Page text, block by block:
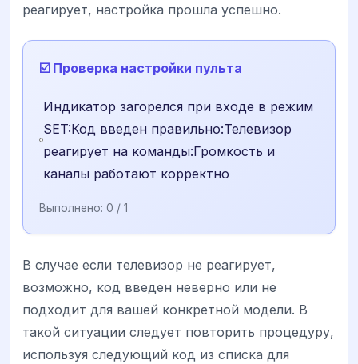
реагирует, настройка прошла успешно.
☑️ Проверка настройки пульта
Индикатор загорелся при входе в режим
SET:Код введен правильно:Телевизор
реагирует на команды:Громкость и
каналы работают корректно
Выполнено: 0 / 1
В случае если телевизор не реагирует,
возможно, код введен неверно или не
подходит для вашей конкретной модели. В
такой ситуации следует повторить процедуру,
используя следующий код из списка для